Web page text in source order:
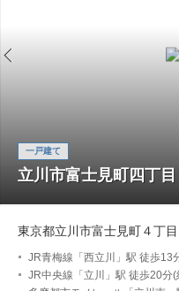
一戸建て
立川市富士見町四丁
東京都立川市富士見町４丁目
JR青梅線「西立川」駅 徒歩13
JR中央線「立川」駅 徒歩20分